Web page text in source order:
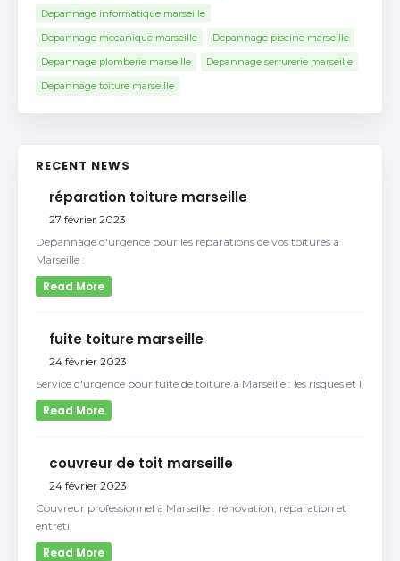
Depannage informatique marseille
Depannage mecanique marseille
Depannage piscine marseille
Depannage plomberie marseille
Depannage serrurerie marseille
Depannage toiture marseille
RECENT NEWS
réparation toiture marseille
27 février 2023
Dépannage d'urgence pour les réparations de vos toitures à
Marseille :
Read More
fuite toiture marseille
24 février 2023
Service d'urgence pour fuite de toiture à Marseille : les risques et l
Read More
couvreur de toit marseille
24 février 2023
Couvreur professionnel à Marseille : rénovation, réparation et
entreti
Read More